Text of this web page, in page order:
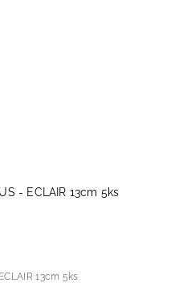
- ECLAIR 13cm 5ks
13cm 5ks